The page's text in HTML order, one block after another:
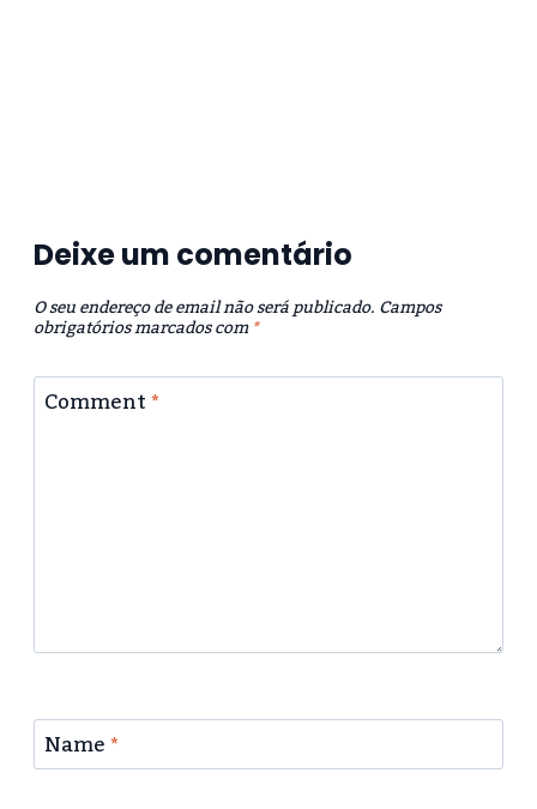
Deixe um comentário
O seu endereço de email não será publicado.Campos
obrigatórios marcados com*
Comment*
Name*